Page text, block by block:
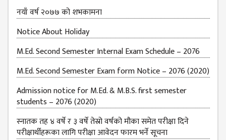
नयाँ वर्ष २०७७ को शभकामना
Notice About Holiday
M.Ed. Second Semester Internal Exam Schedule – 2076
M.Ed. Second Semester Exam form Notice – 2076 (2020)
Admission notice for M.Ed. & M.B.S. first semester
students – 2076 (2020)
स्नातक तह ४ वर्षे र ३ वर्षे तेस्रो वर्षको मौका समेत परीक्षा दिने
परीक्षार्थीहरूका लागि परीक्षा आवेदन फारम भर्ने सूचना